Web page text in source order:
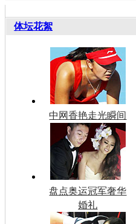
体坛花絮
中网香艳走光瞬间
盘点奥运冠军奢华
婚礼